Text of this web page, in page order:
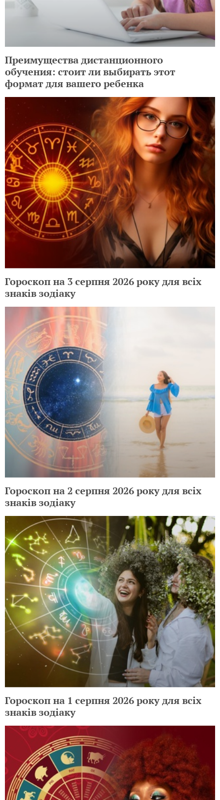
Преимущества дистанционного
обучения: стоит ли выбирать этот
формат для вашего ребенка
Гороскоп на 3 серпня 2026 року для всіх
знаків зодіаку
Гороскоп на 2 серпня 2026 року для всіх
знаків зодіаку
Гороскоп на 1 серпня 2026 року для всіх
знаків зодіаку